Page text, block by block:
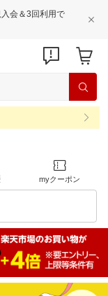
会＆3回利用で
myクーポン